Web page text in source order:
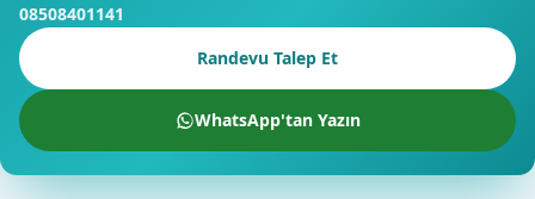
08508401141
Randevu Talep Et
WhatsApp'tan Yazın